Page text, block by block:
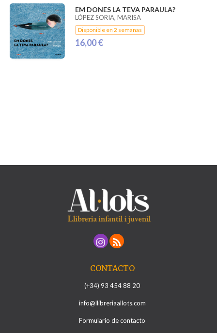
EM DONES LA TEVA PARAULA?
LÓPEZ SORIA, MARISA
Disponible en 2 semanas
16,00 €
CONTACTO
(+34) 93 454 88 20
info@llibreriaallots.com
Formulario de contacto